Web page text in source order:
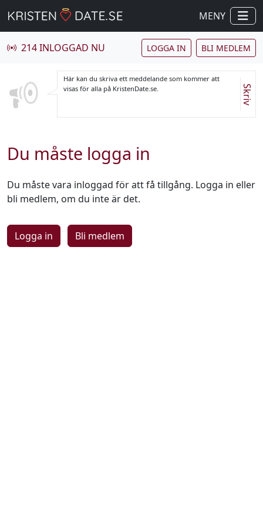
MENY
214 INLOGGAD NU LOGGA IN BLI MEDLEM
Här kan du skriva ett meddelande som kommer att
visas för alla på KristenDate.se.
Skriv
Du måste logga in
Du måste vara inloggad för att få tillgång. Logga in eller
bli medlem, om du inte är det.
Logga in